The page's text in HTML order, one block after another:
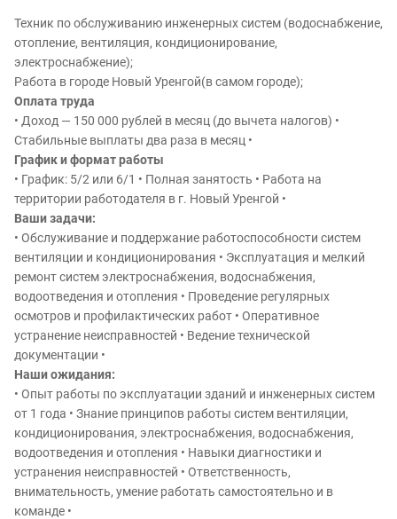
Техник по обслуживанию инженерных систем (водоснабжение,
отопление, вентиляция, кондиционирование,
электроснабжение);
Работа в городе Новый Уренгой(в самом городе);
Оплата труда
• Доход — 150 000 рублей в месяц (до вычета налогов) •
Стабильные выплаты два раза в месяц •
График и формат работы
• График: 5/2 или 6/1 • Полная занятость • Работа на
территории работодателя в г. Новый Уренгой •
Ваши задачи:
• Обслуживание и поддержание работоспособности систем
вентиляции и кондиционирования • Эксплуатация и мелкий
ремонт систем электроснабжения, водоснабжения,
водоотведения и отопления • Проведение регулярных
осмотров и профилактических работ • Оперативное
устранение неисправностей • Ведение технической
документации •
Наши ожидания:
• Опыт работы по эксплуатации зданий и инженерных систем
от 1 года • Знание принципов работы систем вентиляции,
кондиционирования, электроснабжения, водоснабжения,
водоотведения и отопления • Навыки диагностики и
устранения неисправностей • Ответственность,
внимательность, умение работать самостоятельно и в
команде •